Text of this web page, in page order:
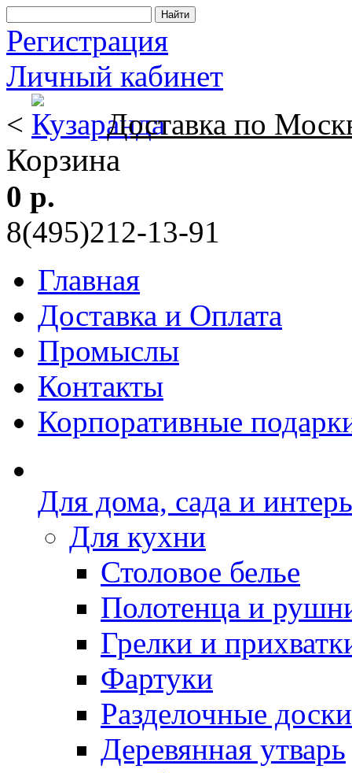
Регистрация
Личный кабинет
<
Доставка по
Корзина
0 р.
8(495)212-13-91
Главная
Доставка и Оплата
Промыслы
Контакты
Корпоративные
Для дома, сада и
Для кухни
Столовое белье
Полотенца и
Грелки и
Фартуки
Разделочные доски
Деревянная утварь